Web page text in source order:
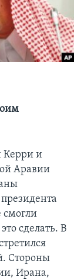
Керри и
Аравии
сделать. В
Стороны
Ирана,